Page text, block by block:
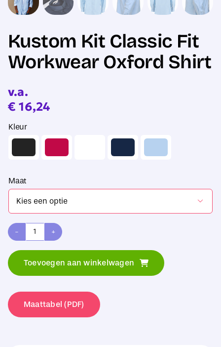
Kustom Kit Classic Fit
Workwear Oxford Shirt
v.a.
€ 16,24
Kleur
Maat

Kustom
Classic
Workwear
Oxford
Toevoegen aan winkelwagen
Maattabel (PDF)